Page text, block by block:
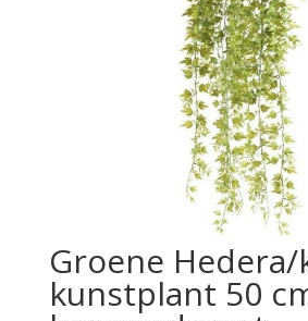
Groene
kunstplant 50